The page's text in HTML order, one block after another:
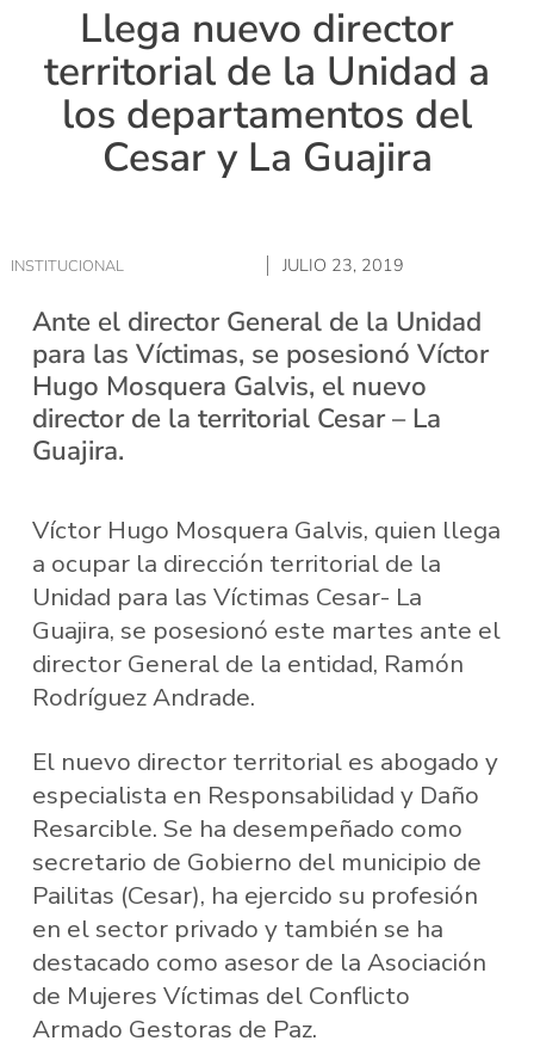
Llega nuevo director
territorial de la Unidad a
los departamentos del
Cesar y La Guajira
INSTITUCIONAL JULIO 23, 2019
Ante el director General de la Unidad
para las Víctimas, se posesionó Víctor
Hugo Mosquera Galvis, el nuevo
director de la territorial Cesar – La
Guajira.
Víctor Hugo Mosquera Galvis, quien llega
a ocupar la dirección territorial de la
Unidad para las Víctimas Cesar- La
Guajira, se posesionó este martes ante el
director General de la entidad, Ramón
Rodríguez Andrade.
El nuevo director territorial es abogado y
especialista en Responsabilidad y Daño
Resarcible. Se ha desempeñado como
secretario de Gobierno del municipio de
Pailitas (Cesar), ha ejercido su profesión
en el sector privado y también se ha
destacado como asesor de la Asociación
de Mujeres Víctimas del Conflicto
Armado Gestoras de Paz.